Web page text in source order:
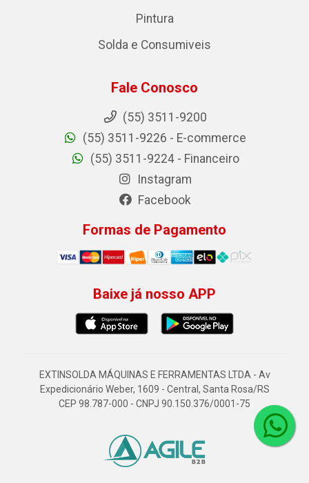
Pintura
Solda e Consumiveis
Fale Conosco
(55) 3511-9200
(55) 3511-9226 - E-commerce
(55) 3511-9224 - Financeiro
Instagram
Facebook
Formas de Pagamento
Baixe já nosso APP
EXTINSOLDA MÁQUINAS E FERRAMENTAS LTDA - Av
Expedicionário Weber, 1609 - Central, Santa Rosa/RS
CEP 98.787-000 - CNPJ 90.150.376/0001-75